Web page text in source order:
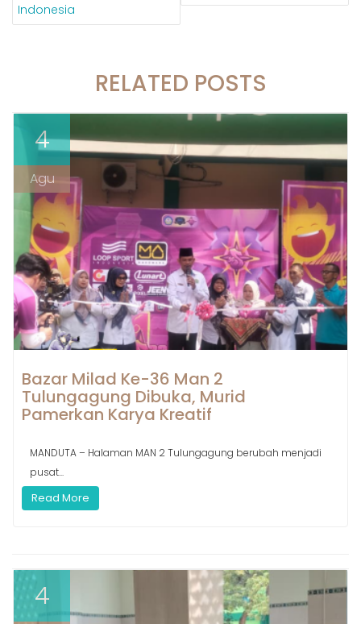
Indonesia
RELATED POSTS
4
Agu
Bazar Milad Ke-36 Man 2
Tulungagung Dibuka, Murid
Pamerkan Karya Kreatif
MANDUTA – Halaman MAN 2 Tulungagung berubah menjadi
pusat...
Read More
4